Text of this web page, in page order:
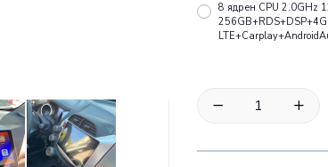
8 ядрен CPU 2.0GHz
256GB+RDS+DSP+4G